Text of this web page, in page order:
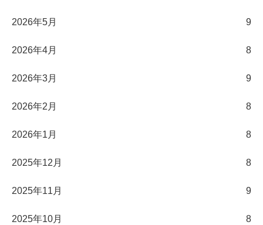
2026年5月 9
2026年4月 8
2026年3月 9
2026年2月 8
2026年1月 8
2025年12月 8
2025年11月 9
2025年10月 8